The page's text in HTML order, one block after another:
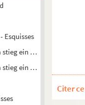
Esquisses
ein Baum)
ein Baum) - Esquisses
Citer